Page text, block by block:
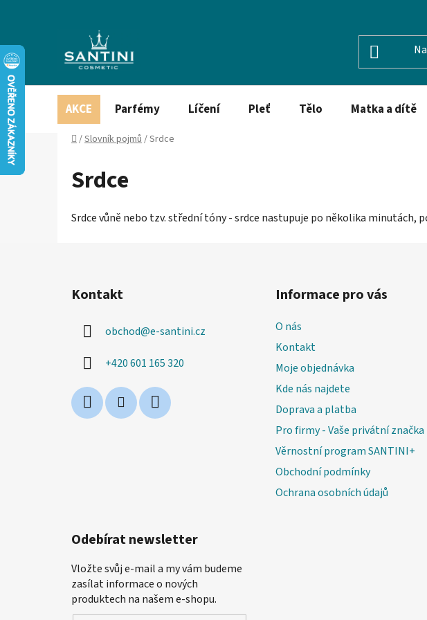
AKCE Parfémy Líčení Pleť Tělo Matka a dítě
Domů
/Slovník pojmů/Srdce
Srdce
Srdce vůně nebo tzv. střední tóny - srdce nastupuje po několika minutách,
Kontakt
obchod@e-santini.cz
+420 601 165 320
Informace pro vás
O nás
Kontakt
Moje objednávka
Kde nás najdete
Doprava a platba
Pro firmy - Vaše privátní značka
Věrnostní program SANTINI+
Obchodní podmínky
Ochrana osobních údajů
Odebírat newsletter
Vložte svůj e-mail a my vám budeme
zasílat informace o nových
produktech na našem e-shopu.